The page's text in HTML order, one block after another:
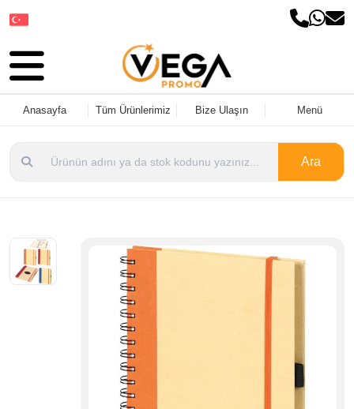
Anasayfa Tüm Ürünlerimiz Bize Ulaşın Menü
Ara